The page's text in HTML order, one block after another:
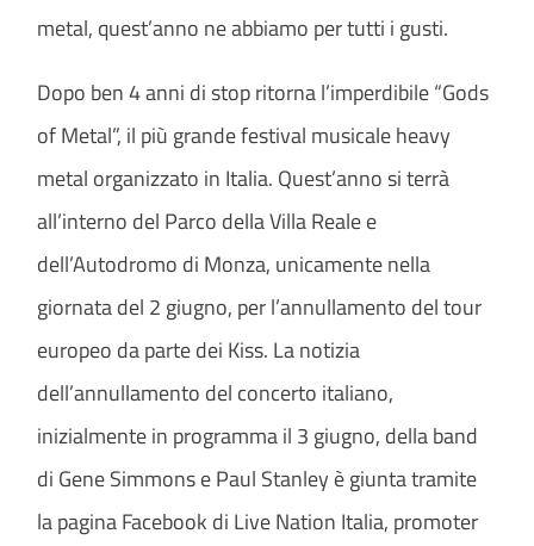
metal, quest’anno ne abbiamo per tutti i gusti.
Dopo ben 4 anni di stop ritorna l’imperdibile “Gods
of Metal”, il più grande festival musicale heavy
metal organizzato in Italia. Quest’anno si terrà
all’interno del Parco della Villa Reale e
dell’Autodromo di Monza, unicamente nella
giornata del 2 giugno, per l’annullamento del tour
europeo da parte dei Kiss. La notizia
dell’annullamento del concerto italiano,
inizialmente in programma il 3 giugno, della band
di Gene Simmons e Paul Stanley è giunta tramite
la pagina Facebook di Live Nation Italia, promoter